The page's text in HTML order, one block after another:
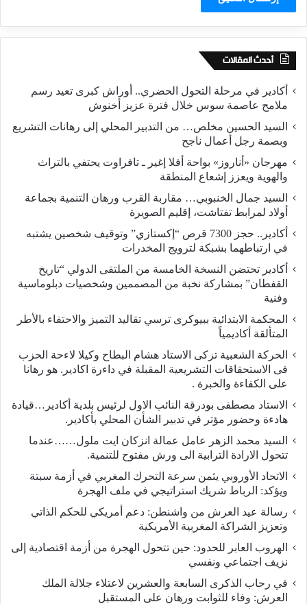
أحدث المقالات
أكادير في مرحلة التحول الحضري.. أوراش كبرى تعيد رسم
ملامح عاصمة سوس خلال فترة عزيز أخنوش
السيد الحسين مخلص… من التدبير المحلي إلى رهانات التشريع
وبصمة رجل أعمال ناجح
مهرجان «أناروز» بواحة أفلا إغير ـ تافراوت يحتفي بالتراث
والهوية ويعزز إشعاع المنطقة
السيد جمال الخنبوبي… مقاربة القرب ورهان التنمية بجماعة
أولاد لمرابط تفتاشت، إقليم الصويرة
أكادير.. حجز 7300 قرص “إكستازي” وتوقيف شخصين يشتبه
في ارتباطهما بشبكة لترويج المخدرات
أكادير تحتضن النسخة الخامسة من الملتقى الدولي “تاريخ
القفطان” بمشاركة نخبة من المصممين وشخصيات دبلوماسية
وفنية
المحكمة الابتدائية ببيوكرى ترسي تقاليد التميز والاحتفاء بالأطر
المتألقة أكاديمياً
الحركة الشعبية تزكى الاستاد هشام البطاح وكيلا لاءحة الحزب
فى الاستحقاقات التشريعية المقبلة في داءرة اكادير. هو رهانا
على الكفاءة والخبرة .
الاستاد مصطفى بودرقة النائب الاول لرئيس بلدية أكادير…قيادة
هادءة وحضور مؤتر في تدبير الشأن المحلي بأكادير.
السيد محمد الزهر عامل عمالة انزكان ايت ملول……عندما
تتحول الارادة الترابية الى ورش مفتوح للتنمية.
الاتحاد الأوروبي يثمن سرعة التحرك المغربي في أزمة سبتة
ويؤكد: الرباط شريك استراتيجي في ملف الهجرة
رسالة عيد العرش من واشنطن: دعم أمريكي للحكم الذاتي
وتعزيز الشراكة المغربية الأمريكية
​الهروب العابر للحدود: حين تتحول الهجرة من أزمة اقتصادية إلى
نزيف اجتماعي ونفسي
في رحاب الذكرى السابعة والعشرين لاعتلاء جلالة الملك
العرش: وفاء للثوابت ورهان على المستقبل